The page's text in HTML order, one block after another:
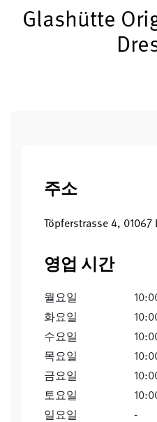
서비스
워런티, 시계 개선과 복구
Glashütte
주소
Töpferstrasse 4, 01067
영업 시간
월요일
화요일
수요일
목요일
금요일
토요일
일요일
‐